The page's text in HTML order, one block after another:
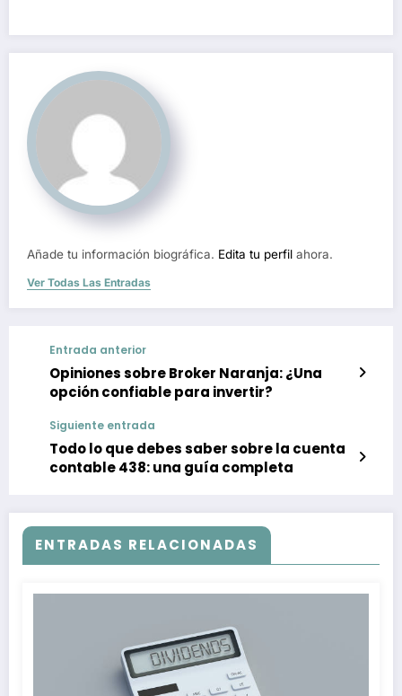
Añade tu información biográfica. Edita tu perfil ahora.
Ver Todas Las Entradas
Entrada anterior
Opiniones sobre Broker Naranja: ¿Una
opción confiable para invertir?
Siguiente entrada
Todo lo que debes saber sobre la cuenta
contable 438: una guía completa
ENTRADAS RELACIONADAS